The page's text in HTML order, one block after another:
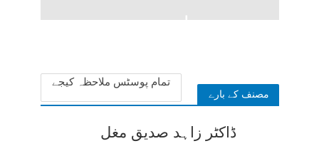
سیاسی تعبیر
مصنف کے بارے
تمام پوسٹس ملاحظہ کیجے
ڈاکٹر زاہد صدیق مغل